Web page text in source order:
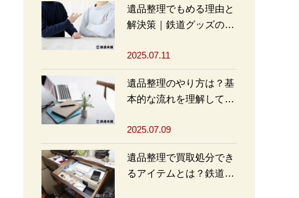
遺品整理でもめる理由と
解決策｜鉄道グッズの整
2025.07.11
遺品整理のやり方は？基
本的な流れを理解して買
めよう
2025.07.09
遺品整理で買取処分でき
るアイテムとは？鉄道グ